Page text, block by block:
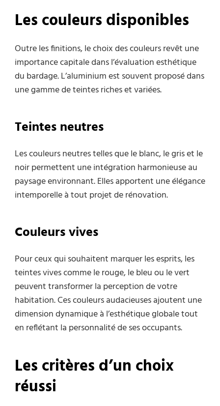
Les couleurs disponibles
Outre les finitions, le choix des couleurs revêt une
importance capitale dans l’évaluation esthétique
du bardage. L’aluminium est souvent proposé dans
une gamme de teintes riches et variées.
Teintes neutres
Les couleurs neutres telles que le blanc, le gris et le
noir permettent une intégration harmonieuse au
paysage environnant. Elles apportent une élégance
intemporelle à tout projet de rénovation.
Couleurs vives
Pour ceux qui souhaitent marquer les esprits, les
teintes vives comme le rouge, le bleu ou le vert
peuvent transformer la perception de votre
habitation. Ces couleurs audacieuses ajoutent une
dimension dynamique à l’esthétique globale tout
en reflétant la personnalité de ses occupants.
Les critères d’un choix
réussi